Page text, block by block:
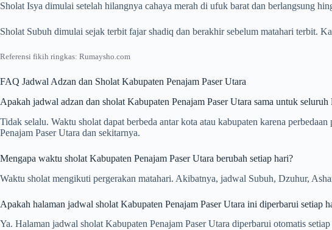
Sholat Isya dimulai setelah hilangnya cahaya merah di ufuk barat dan berlangsung
Sholat Subuh dimulai sejak terbit fajar shadiq dan berakhir sebelum matahari terbit.
Referensi fikih ringkas: Rumaysho.com
FAQ Jadwal Adzan dan Sholat Kabupaten Penajam Paser Utara
Apakah jadwal adzan dan sholat Kabupaten Penajam Paser Utara sama untuk
Tidak selalu. Waktu sholat dapat berbeda antar kota atau kabupaten karena
Penajam Paser Utara dan sekitarnya.
Mengapa waktu sholat Kabupaten Penajam Paser Utara berubah setiap hari?
Waktu sholat mengikuti pergerakan matahari. Akibatnya, jadwal Subuh, Dzuhur,
Apakah halaman jadwal sholat Kabupaten Penajam Paser Utara ini diperbarui setiap
Ya. Halaman jadwal sholat Kabupaten Penajam Paser Utara diperbarui otomatis